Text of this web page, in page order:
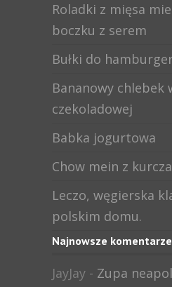
Roladki z mięsa
boczku z serem
Bułki do
Bananowy chlebek
czekoladowej
Babka jogurtowa
Chow mein z
Leczo, węgierska
polskim domu.
Najnowsze komentarze
JayJay - Zupa